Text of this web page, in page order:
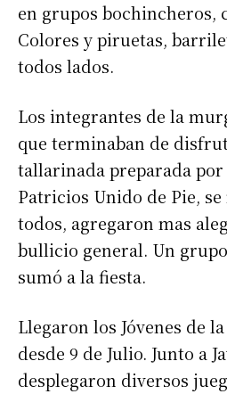
en grupos bochincheros,
Colores y piruetas,
todos lados.
Los integrantes de la
que terminaban de
tallarinada preparada
Patricios Unido de Pie,
todos, agregaron mas
bullicio general. Un
sumó a la fiesta.
Llegaron los Jóvenes de
desde 9 de Julio. Junto a
desplegaron diversos